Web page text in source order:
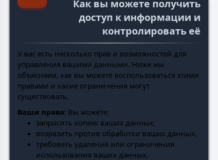
Как вы можете получить
доступ к информации и
контролировать её
У вас есть несколько прав и возможностей для
управления вашими данными. Ниже мы
объясняем, как вы можете воспользоваться этими
правами и какие ограничения могут
существовать.
Ваши права: Вы можете:
запросить копию ваших данных,
возразить против обработки ваших данных,
требовать удаления или ограничения
использования ваших данных,